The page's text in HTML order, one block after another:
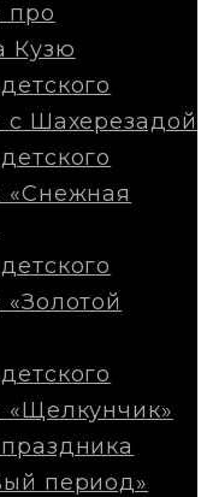
про
Кузю
с Шахерезадой
«Снежная
«Щелкунчик»
период»